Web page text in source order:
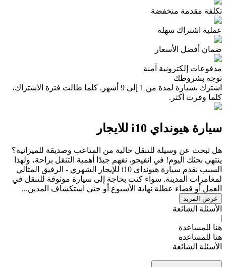
تكلفة مقدمة منخفضة
عملية اشتراك سهلة
ضمان أفضل الأسعار
مدفوعات إلكترونية آمنة
توجه بشروطك
اشترك بسيارة لمدة من 1 إلى 9 أشهر. كلما طالت فترة الاشتراك،
كلما وفرت أكثر.
سيارة هيونداي i10 للايجار
هل تبحث عن وسيلة للتنقل خالية من المتاعب وصديقة للميزانية؟
ينتهي بحثك اليوم! في انفيجو، نفهم جيدًا أهمية التنقل براحة، ولهذا
السبب نقدم سيارة هيونداي i10 للإيجار الشهري - الرفيق المثالي
لمغامرات المدينة. سواء كنت بحاجة إلى سيارة موثوقة للتنقل في
العمل أو قضاء عطلة نهاية الأسبوع أو حتى استكشاف المدين...
عرض المزيد
الأسئلة الشائعة
|
هنا للمساعدة
هنا للمساعدة
الأسئلة الشائعة